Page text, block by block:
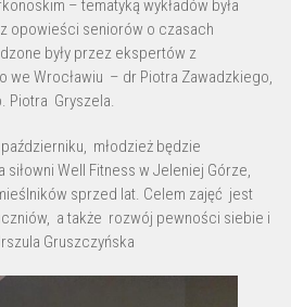
projekcie
„Moc
historii
młodzieży
– tematyką wykładów była
opowieści seniorów o czasach
były przez ekspertów z
we Wrocławiu – dr Piotra Zawadzkiego,
Piotra Gryszela.
młodzież będzie
Well Fitness w Jeleniej Górze,
sprzed lat. Celem zajęć jest
a także rozwój pewności siebie i
Gruszczyńska